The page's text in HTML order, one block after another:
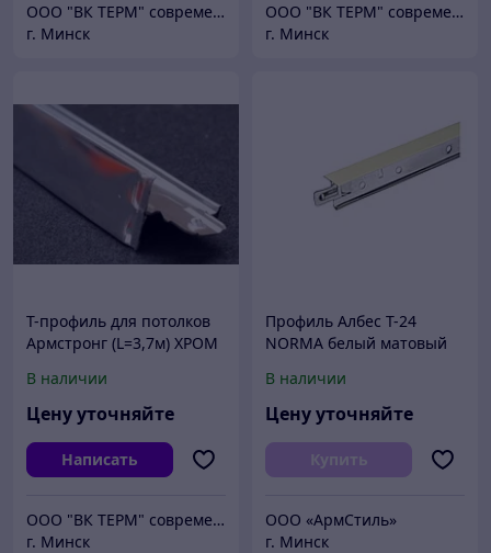
ООО "ВК ТЕРМ" современные потолочные системы
г. Минск
ООО "ВК ТЕРМ" современные потолочные системы
г. Минск
Т-профиль для потолков
Армстронг (L=3,7м) ХРОМ
В наличии
Цену уточняйте
Написать
ООО "ВК ТЕРМ" современные потолочные системы
г. Минск
Профиль Албес Т-24
NORMA белый матовый
В наличии
Цену уточняйте
Купить
ООО «АрмСтиль»
г. Минск